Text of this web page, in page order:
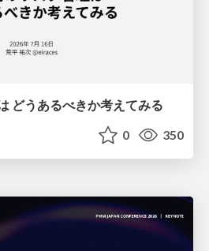
どうあるべきか考えてみる
0 350